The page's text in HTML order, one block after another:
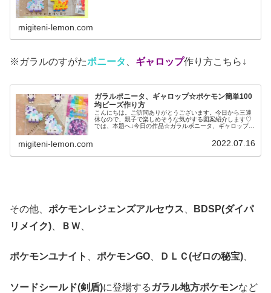
migiteni-lemon.com
※ガラルのすがたポニータ ギャロップ作り方こちら↓
ガラルポニータ、ギャロップ☆ポケモン簡単100
均ビーズ作り方
こんにちは。ご訪問ありがとうございます。今日から三連
休なので、親子で楽しめそうな気がする図案紹介します♡
では、本題へ↓今日の作品☆ガラルポニータ、ギャロップ前
migiteni-lemon.com 2022.07.16
その他、 ポケモンレジェンズアルセウス
BDSP(ダイパ
リメイク)
ＢＷ
ポケモンユナイト 、 ポケモンGO、 ＤＬＣ(ゼロの秘宝)、
ソードシールド(剣盾)に登場する ガラル地方ポケモンなど